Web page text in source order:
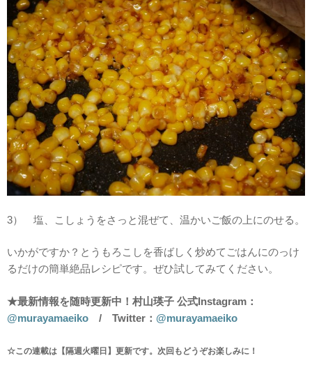
3） 塩、こしょうをさっと混ぜて、温かいご飯の上にのせる。
いかがですか？とうもろこしを香ばしく炒めてごはんにのっけ
るだけの簡単絶品レシピです。ぜひ試してみてください。
★最新情報を随時更新中！村山瑛子 公式Instagram：
@murayamaeiko / Twitter： @murayamaeiko
☆この連載は【隔週火曜日】更新です。次回もどうぞお楽しみに！